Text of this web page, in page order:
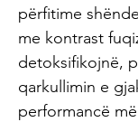
përfitime
me kontrast
detoksifikojnë,
qarkullimin e
performancë